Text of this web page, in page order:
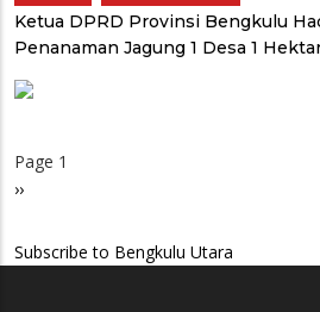
Ketua DPRD Provinsi Bengkulu
Penanaman Jagung 1 Desa 1
Pagination
Page 1
Next
››
Subscribe to Bengkulu Utara